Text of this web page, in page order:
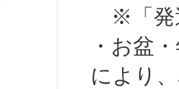
※「発送
・お盆・
により